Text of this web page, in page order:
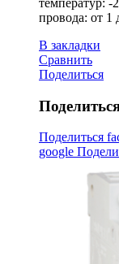
температур:
провода: от 1
В закладки
Сравнить
Поделиться
Поделиться
google